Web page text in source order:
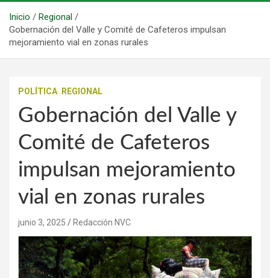
Inicio
Regional
Gobernación del Valle y Comité de Cafeteros impulsan
mejoramiento vial en zonas rurales
POLÍTICA REGIONAL
Gobernación del Valle y
Comité de Cafeteros
impulsan mejoramiento
vial en zonas rurales
junio 3, 2025 Redacción NVC